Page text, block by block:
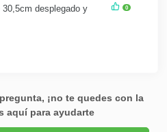
desplegado y
0
¡no te quedes con la
aquí para ayudarte